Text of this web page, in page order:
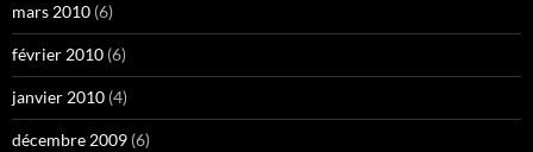
mars 2010 (6)
février 2010 (6)
janvier 2010 (4)
décembre 2009 (6)